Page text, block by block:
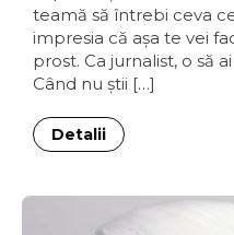
teamă să întrebi ceva
impresia că aşa te vei
prost. Ca jurnalist, o să
Când nu ştii […]
Detalii